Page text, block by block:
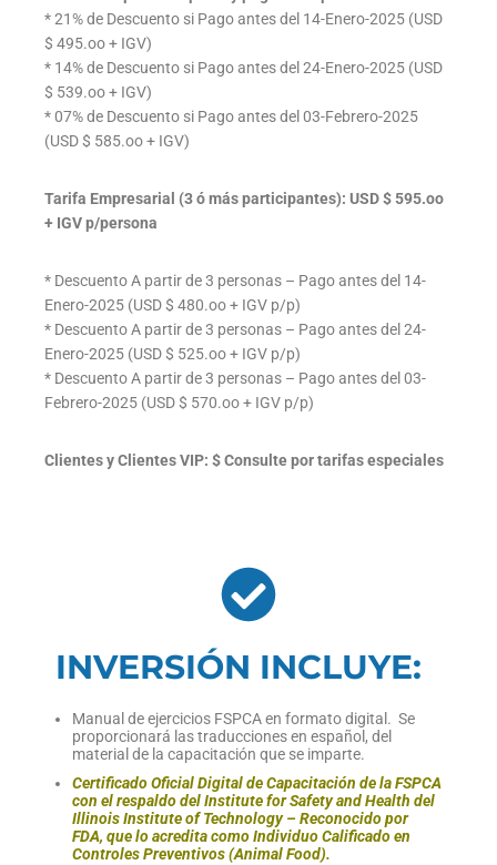
* 21% de Descuento si Pago antes del 14-Enero-2025 (USD
$ 495.oo + IGV)
* 14% de Descuento si Pago antes del 24-Enero-2025 (USD
$ 539.oo + IGV)
* 07% de Descuento si Pago antes del 03-Febrero-2025
(USD $ 585.oo + IGV)
Tarifa Empresarial (3 ó más participantes): USD $ 595.oo
+ IGV p/persona
* Descuento A partir de 3 personas – Pago antes del 14-
Enero-2025 (USD $ 480.oo + IGV p/p)
* Descuento A partir de 3 personas – Pago antes del 24-
Enero-2025 (USD $ 525.oo + IGV p/p)
* Descuento A partir de 3 personas – Pago antes del 03-
Febrero-2025 (USD $ 570.oo + IGV p/p)
Clientes y Clientes VIP: $ Consulte por tarifas especiales
INVERSIÓN INCLUYE:
Manual de ejercicios FSPCA en formato digital. Se
proporcionará las traducciones en español, del
material de la capacitación que se imparte.
Certificado Oficial Digital de Capacitación de la FSPCA
con el respaldo del Institute for Safety and Health del
Illinois Institute of Technology – Reconocido por
FDA, que lo acredita como Individuo Calificado en
Controles Preventivos (Animal Food).